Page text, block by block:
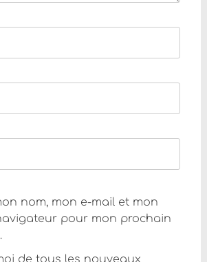
nom, mon e-mail et mon
pour mon prochain